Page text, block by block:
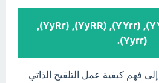
2. (YYRR), (YYRr), (YYrr), (YyRR), (YyRr),
(Yyrr).
فهم كيفية عمل التلقيح الذاتي